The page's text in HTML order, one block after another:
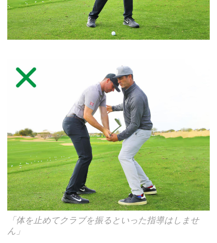
「体を止めてクラブを振るといった指導はしませ
ん」